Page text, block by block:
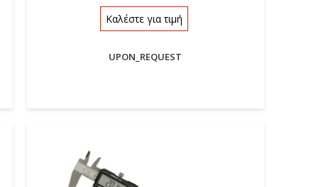
Καλέστε για τιμή
UPON_REQUEST